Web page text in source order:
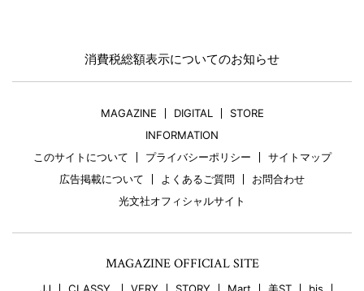
消費税総額表示についてのお知らせ
MAGAZINE DIGITAL
STORE
INFORMATION
このサイトについて
プライバシーポリシー
サイトマップ
広告掲載について
よくあるご質問
お問合わせ
光文社オフィシャルサイト
MAGAZINE OFFICIAL SITE